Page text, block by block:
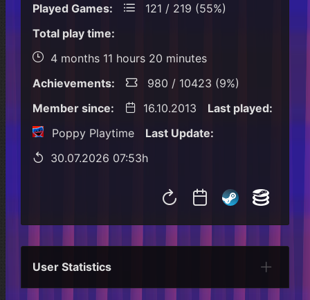
Played Games:
121 / 219 (55%)
Total play time:
4 months 11 hours 20 minutes
Achievements:
980 / 10423 (9%)
Member since:
16.10.2013
Last played:
Poppy Playtime
Last Update:
30.07.2026 07:53h
User Statistics